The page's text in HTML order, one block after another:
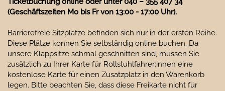
(Geschäftszeiten Mo bis Fr von 13:00 - 17:00 Uhr).
Barrierefreie Sitzplätze befinden sich nur in der ersten Reihe.
Diese Plätze können Sie selbständig online buchen. Da
unsere Klappsitze schmal geschnitten sind, müssen Sie
zusätzlich zu Ihrer Karte für Rollstuhlfahrer:innen eine
kostenlose Karte für einen Zusatzplatz in den Warenkorb
legen. Bitte beachten Sie, dass diese Freikarte nicht für